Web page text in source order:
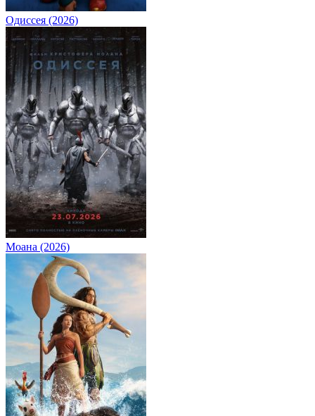
Одиссея (2026)
Моана (2026)